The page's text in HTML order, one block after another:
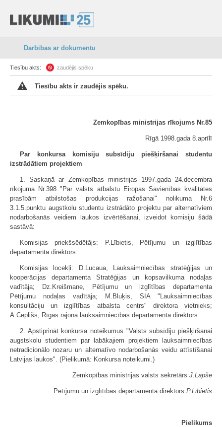
Darbības ar dokumentu
Tiesību akts: zaudējis spēku
Tiesību akts ir zaudējis spēku.
Zemkopības ministrijas rīkojums Nr.85
Rīgā 1998.gada 8.aprīlī
Par konkursa komisiju subsīdiju piešķiršanai studentu
izstrādātiem projektiem
1. Saskaņā ar Zemkopības ministrijas 1997.gada 24.decembra
rīkojuma Nr.398 "Par valsts atbalstu Eiropas Savienības kvalitātes
prasībām atbilstošas produkcijas ražošanai" nolikuma Nr.6
3.1.5.punktu augstkolu studentu izstrādāto projektu par alternatīviem
nodarbošanās veidiem laukos izvērtēšanai, izveidot komisiju šādā
sastāvā:
Komisijas priekšsēdētājs: P.Lībietis, Pētījumu un izglītības
departamenta direktors.
Komisijas locekļi: D.Lucaua, Lauksaimniecības stratēģijas un
kooperācijas departamenta Stratēģijas un kopsavilkuma nodaļas
vadītāja; Dz.Kreišmane, Pētījumu un izglītības departamenta
Pētījumu nodaļas vadītāja; M.Bluķis, SIA "Lauksaimniecības
konsultāciju un izglītības atbalsta centrs" direktora vietnieks;
A.Ceplišs, Rīgas rajona lauksaimniecības departamenta direktors.
2. Apstiprināt konkursa noteikumus "Valsts subsīdiju piešķiršanai
augstskolu studentiem par labākajiem projektiem lauksaimniecības
netradicionālo nozaru un alternatīvo nodarbošanās veidu attīstīšanai
Latvijas laukos". (Pielikumā: Konkursa noteikumi.)
Zemkopības ministrijas valsts sekretārs J.Lapše
Pētījumu un izglītības departamenta direktors P.Lībietis
Pielikums